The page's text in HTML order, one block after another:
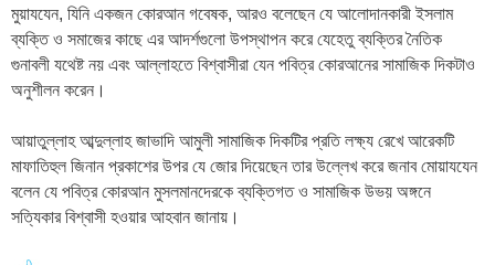
মুয়াযযেন, যিনি একজন কোরআন গবেষক, আরও বলেছেন যে আলোদানকারী ইসলাম
ব্যক্তি ও সমাজের কাছে এর আদর্শগুলো উপস্থাপন করে যেহেতু ব্যক্তির নৈতিক
গুনাবলী যথেষ্ট নয় এবং আল্লাহতে বিশ্বাসীরা যেন পবিত্র কোরআনের সামাজিক দিকটাও
অনুশীলন করেন।
আয়াতুল্লাহ আব্দুল্লাহ জাভাদি আমুলী সামাজিক দিকটির প্রতি লক্ষ্য রেখে আরেকটি
মাফাতিহুল জিনান প্রকাশের উপর যে জোর দিয়েছেন তার উল্লেখ করে জনাব মোয়াযযেন
বলেন যে পবিত্র কোরআন মুসলমানদেরকে ব্যক্তিগত ও সামাজিক উভয় অঙ্গনে
সত্যিকার বিশ্বাসী হওয়ার আহবান জানায়।